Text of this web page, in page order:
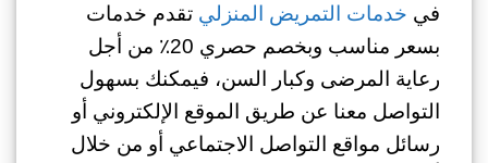
في خدمات التمريض المنزلي تقدم خدمات
بسعر مناسب وبخصم حصري 20٪
من أجل
رعاية المرضى وكبار السن، فيمكنك بسهول
التواصل معنا عن طريق الموقع الإلكتروني أو
رسائل مواقع التواصل الاجتماعي أو من خلال